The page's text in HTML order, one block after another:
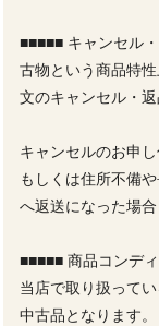
■■■■■ キャンセル
古物という商品特
文のキャンセル・
キャンセルのお申
もしくは住所不備
へ返送になった場
■■■■■ 商品コンデ
当店で取り扱って
中古品となります。